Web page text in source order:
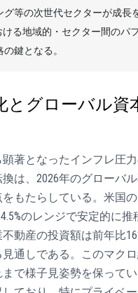
等の次世代セクターが成長
る地域的・セクター間のパ
鍵となる。
とグローバル資
顕著となったインフレ圧
は、2026年のグローバ
もたらしている。米国
のレンジで安定的に推
動産の投資額は前年比
通しである。このマク
で様子見姿勢を保って